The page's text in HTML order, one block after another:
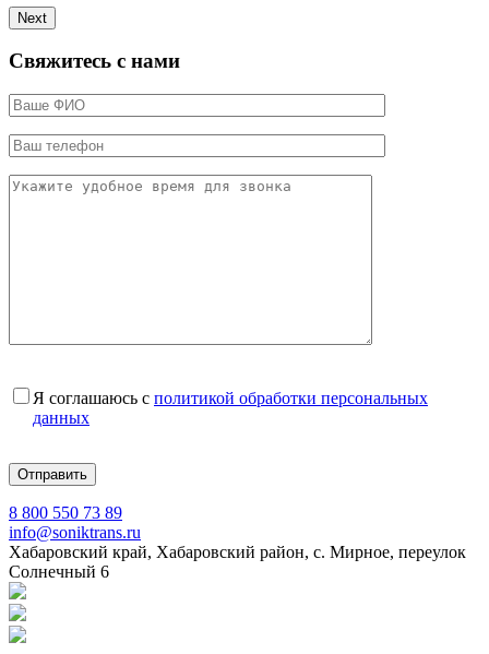
Next
Свяжитесь с нами
Я соглашаюсь с политикой обработки персональных
данных
8 800 550 73 89
info@soniktrans.ru
Хабаровский край, Хабаровский район, с. Мирное, переулок
Солнечный 6